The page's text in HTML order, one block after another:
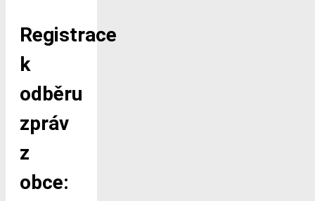
Registrace
k
odběru
zpráv
z
obce: